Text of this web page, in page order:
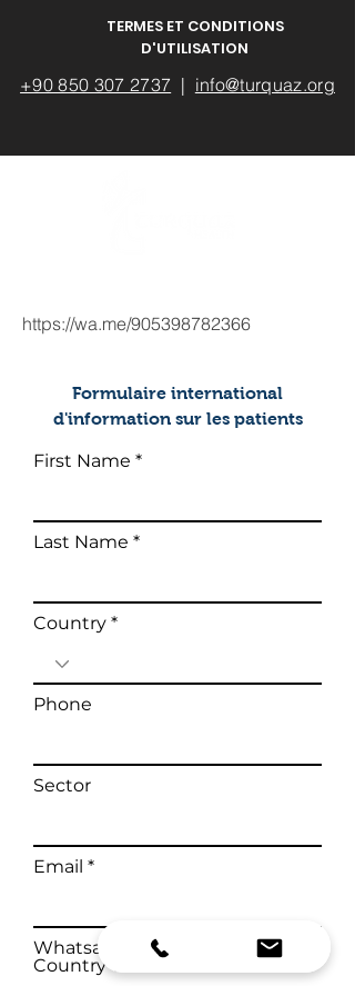
TERMES ET CONDITIONS
D'UTILISATION
+90 850 307 2737 | info@turquaz.org
https://wa.me/905398782366
Formulaire international
d'information sur les patients
First Name
Last Name
Country
Phone
Sector
Email
Whatsapp Number with
Country Code